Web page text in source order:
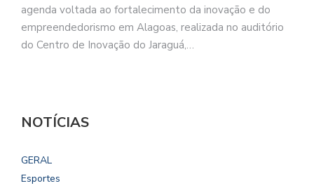
agenda voltada ao fortalecimento da inovação e do
empreendedorismo em Alagoas, realizada no auditório
do Centro de Inovação do Jaraguá,…
NOTÍCIAS
GERAL
Esportes